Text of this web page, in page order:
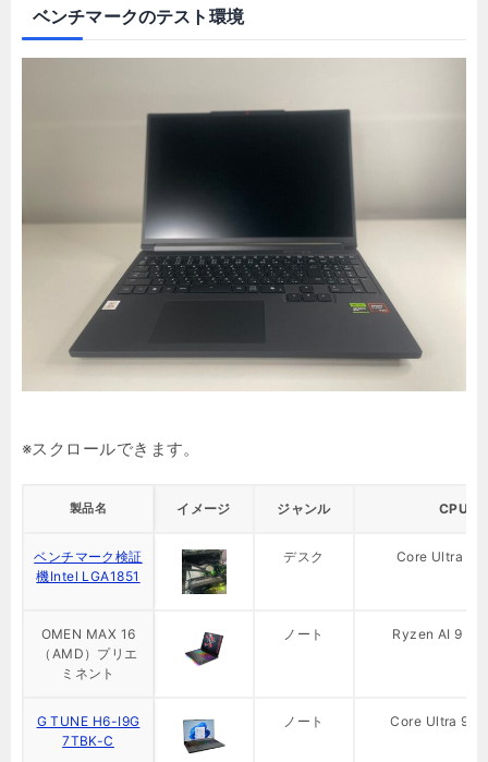
ベンチマークのテスト環境
製品名 イメージ ジャンル CPU
ベンチマーク検証
機Intel LGA1851
デスク Core Ultra 7
OMEN MAX 16
（AMD）プリエ
ミネント
ノート Ryzen AI 9
G TUNE H6-I9G
7TBK-C
ノート Core Ultra 9